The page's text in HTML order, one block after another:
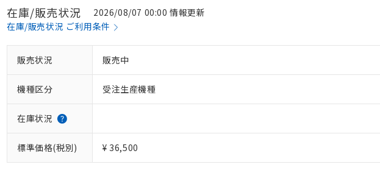
在庫/販売状況
2026/08/07 00:00 情報更新
在庫/販売状況 ご利用条件
販売状況 販売中
機種区分 受注生産機種
在庫状況
標準価格(税別) ¥ 36,500